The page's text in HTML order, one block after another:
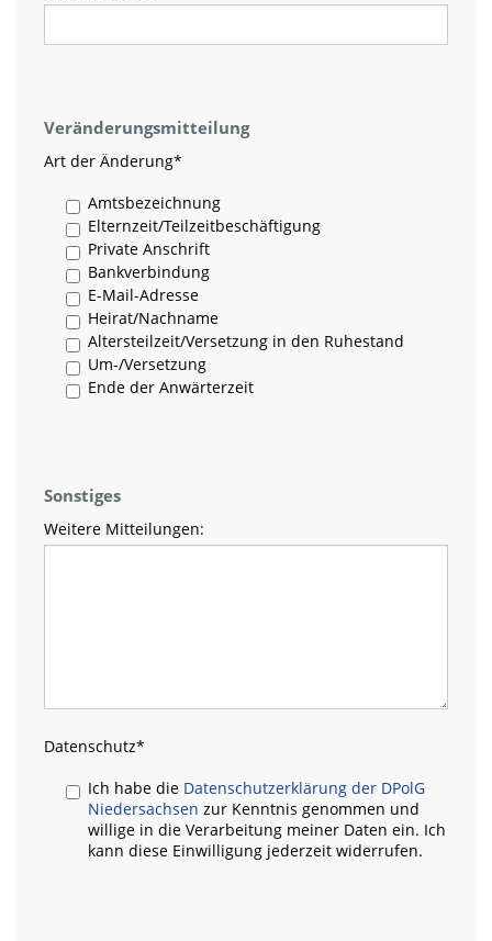
Veränderungsmitteilung
Art der Änderung*
Amtsbezeichnung
Elternzeit/Teilzeitbeschäftigung
Private Anschrift
Bankverbindung
E-Mail-Adresse
Heirat/Nachname
Altersteilzeit/Versetzung in den Ruhestand
Um-/Versetzung
Ende der Anwärterzeit
Sonstiges
Weitere Mitteilungen:
Datenschutz*
Ich habe die Datenschutzerklärung der DPolG
Niedersachsen zur Kenntnis genommen und
willige in die Verarbeitung meiner Daten ein. Ich
kann diese Einwilligung jederzeit widerrufen.